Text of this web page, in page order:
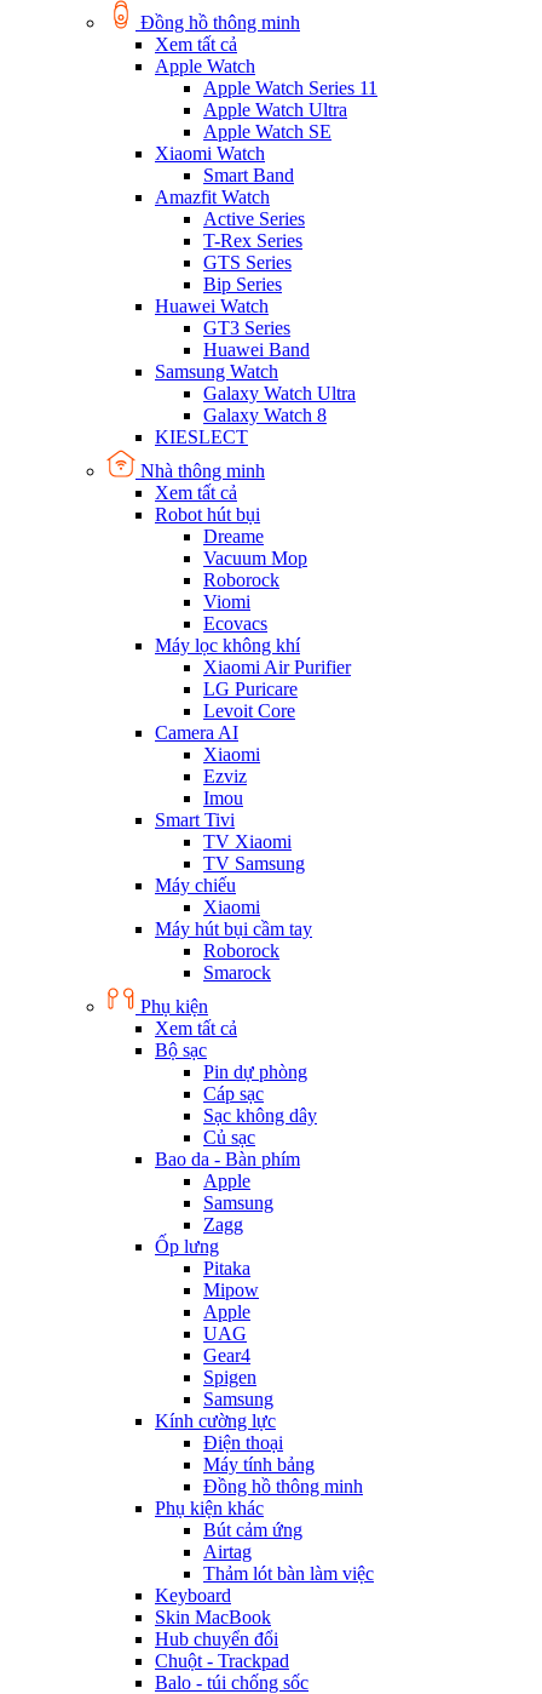
Đồng hồ thông minh
Xem tất cả
Apple Watch
Apple Watch Series 11
Apple Watch Ultra
Apple Watch SE
Xiaomi Watch
Smart Band
Amazfit Watch
Active Series
T-Rex Series
GTS Series
Bip Series
Huawei Watch
GT3 Series
Huawei Band
Samsung Watch
Galaxy Watch Ultra
Galaxy Watch 8
KIESLECT
Nhà thông minh
Xem tất cả
Robot hút bụi
Dreame
Vacuum Mop
Roborock
Viomi
Ecovacs
Máy lọc không khí
Xiaomi Air Purifier
LG Puricare
Levoit Core
Camera AI
Xiaomi
Ezviz
Imou
Smart Tivi
TV Xiaomi
TV Samsung
Máy chiếu
Xiaomi
Máy hút bụi cầm tay
Roborock
Smarock
Phụ kiện
Xem tất cả
Bộ sạc
Pin dự phòng
Cáp sạc
Sạc không dây
Củ sạc
Bao da - Bàn phím
Apple
Samsung
Zagg
Ốp lưng
Pitaka
Mipow
Apple
UAG
Gear4
Spigen
Samsung
Kính cường lực
Điện thoại
Máy tính bảng
Đồng hồ thông minh
Phụ kiện khác
Bút cảm ứng
Airtag
Thảm lót bàn làm việc
Keyboard
Skin MacBook
Hub chuyển đổi
Chuột - Trackpad
Balo - túi chống sốc